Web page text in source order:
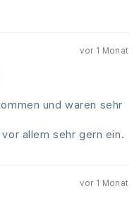
vor 1 Monat
und waren sehr
allem sehr gern ein.
vor 1 Monat